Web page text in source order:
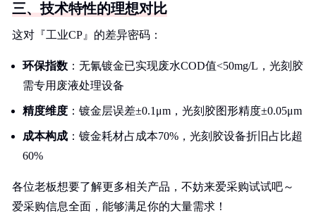
三、技术特性的理想对比
这对『工业CP』的差异密码：
环保指数 ：无氰镀金已实现废水COD值<50mg/L，光刻胶
需专用废液处理设备
精度维度 ：镀金层误差±0.1μm，光刻胶图形精度±0.05μm
成本构成 ：镀金耗材占成本70%，光刻胶设备折旧占比超
60%
各位老板想要了解更多相关产品，不妨来爱采购试试吧～
爱采购信息全面，能够满足你的大量需求！